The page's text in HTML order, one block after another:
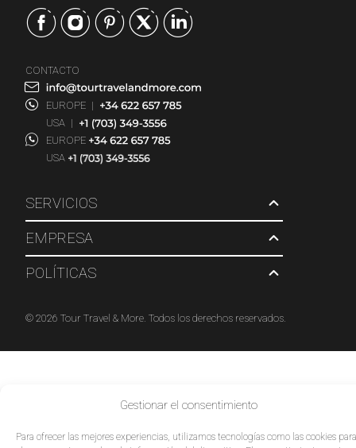
Gestionar el consentimiento
Para ofrecer las mejores experiencias, utilizamos tecnologías como las cookies para
SERVICIOS
EMPRESA
POLÍTICAS
CONTACTO
EUROPE |
USA |
EUROPE
USA
© 2026 Tour Travel & More. Todos los derechos reservados.